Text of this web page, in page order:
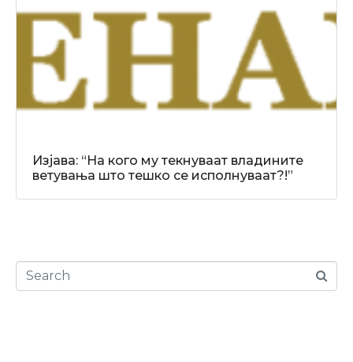
Изјава: “На кого му текнуваат владините
ветувања што тешко се исполнуваат?!”